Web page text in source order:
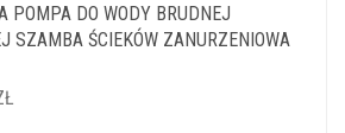
POMPA DO WODY BRUDNEJ
SZAMBA ŚCIEKÓW ZANURZENIOWA